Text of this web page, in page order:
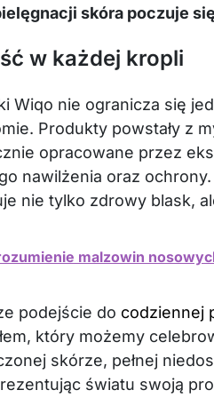
skóra poczuje
w każdej kropli
Wiqo nie ogranicza się
Produkty powstały z
opracowane przez
nawilżenia oraz
nie tylko zdrowy blask,
malzowin
podejście do codziennej
który możemy
skórze, pełnej
światu swoją